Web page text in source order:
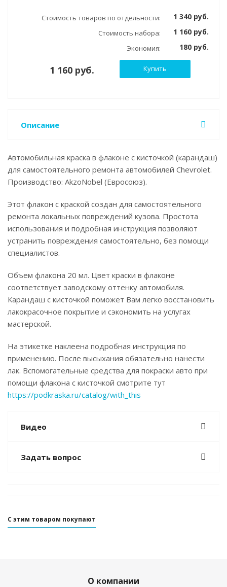
Стоимость товаров по отдельности: 1 340 руб.
Стоимость набора: 1 160 руб.
Экономия: 180 руб.
1 160 руб. Купить
Описание
Автомобильная краска в флаконе с кисточкой (карандаш)
для самостоятельного ремонта автомобилей Chevrolet.
Производство: AkzoNobel (Евросоюз).
Этот флакон с краской создан для самостоятельного
ремонта локальных повреждений кузова. Простота
использования и подробная инструкция позволяют
устранить повреждения самостоятельно, без помощи
специалистов.
Объем флакона 20 мл. Цвет краски в флаконе
соответствует заводскому оттенку автомобиля.
Карандаш с кисточкой поможет Вам легко восстановить
лакокрасочное покрытие и сэкономить на услугах
мастерской.
На этикетке наклеена подробная инструкция по
применению. После высыхания обязательно нанести
лак. Вспомогательные средства для покраски авто при
помощи флакона с кисточкой смотрите тут
https://podkraska.ru/catalog/with_this
Видео
Задать вопрос
С этим товаром покупают
О компании